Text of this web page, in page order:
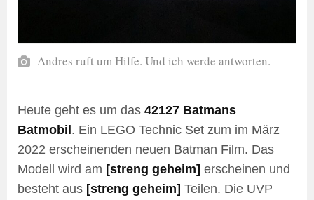
Andres ruft um Hilfe. Und ich werde antworten.
Heute geht es um das 42127 Batmans
Batmobil. Ein LEGO Technic Set zum im März
2022 erscheinenden neuen Batman Film. Das
Modell wird am [streng geheim] erscheinen und
besteht aus [streng geheim] Teilen. Die UVP